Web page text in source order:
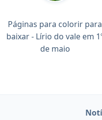
Páginas para colorir para
baixar - Lírio do vale em
de maio